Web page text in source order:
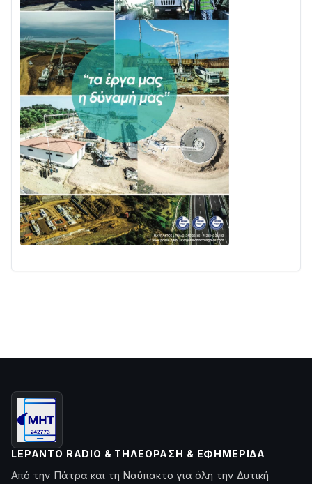
LEPANTO RADIO & ΤΗΛΕΌΡΑΣΗ & ΕΦΗΜΕΡΊΔΑ
Από την Πάτρα και τη Ναύπακτο για όλη την Δυτική